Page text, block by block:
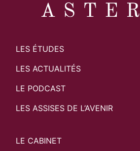
LES ÉTUDES
LES ACTUALITÉS
LE PODCAST
LES ASSISES DE L’AVENIR
LE CABINET